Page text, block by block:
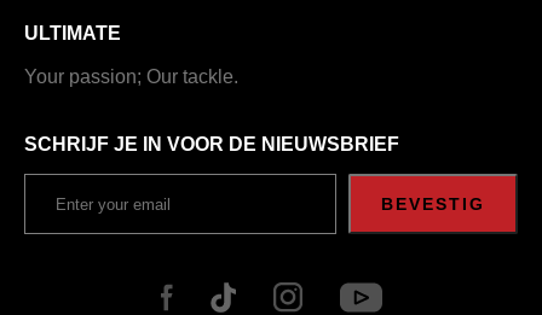
ULTIMATE
Your passion; Our tackle.
SCHRIJF JE IN VOOR DE NIEUWSBRIEF
BEVESTIG